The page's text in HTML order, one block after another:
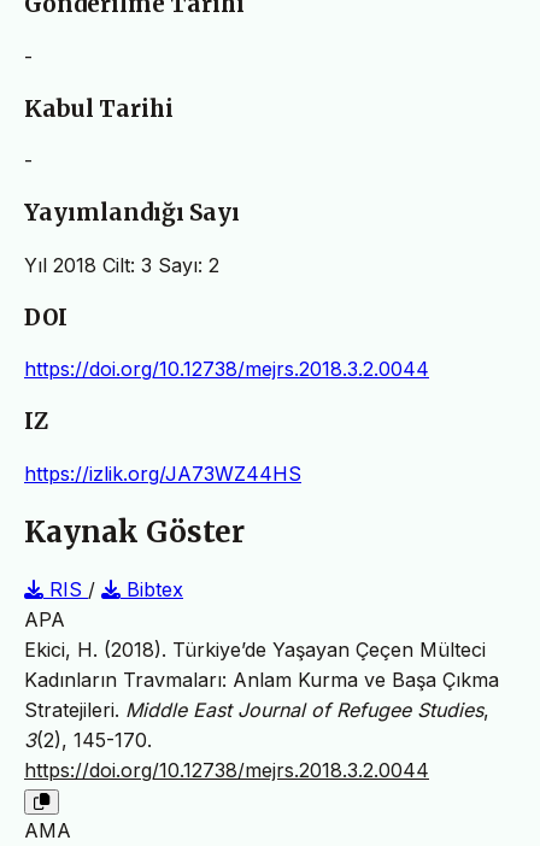
-
Kabul Tarihi
-
Yayımlandığı Sayı
Yıl 2018 Cilt: 3 Sayı: 2
DOI
https://doi.org/10.12738/mejrs.2018.3.2.0044
IZ
https://izlik.org/JA73WZ44HS
Kaynak Göster
RIS /
Bibtex
APA
Ekici, H. (2018). Türkiye’de Yaşayan Çeçen Mülteci
Kadınların Travmaları: Anlam Kurma ve Başa Çıkma
Stratejileri. Middle East Journal of Refugee Studies,
3(2), 145-170.
https://doi.org/10.12738/mejrs.2018.3.2.0044
AMA